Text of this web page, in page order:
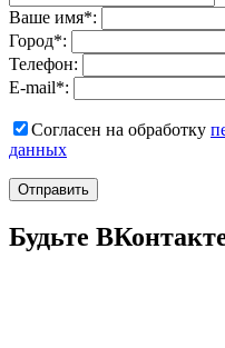
Ваше имя*:
Город*:
Телефон:
E-mail*:
Согласен на обработку
данных
Отправить
Будьте